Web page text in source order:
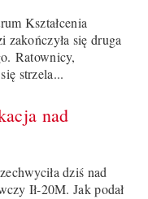
Kształcenia
się druga
Ratownicy,
strzela...
nad
dziś nad
Ił-20M. Jak podał